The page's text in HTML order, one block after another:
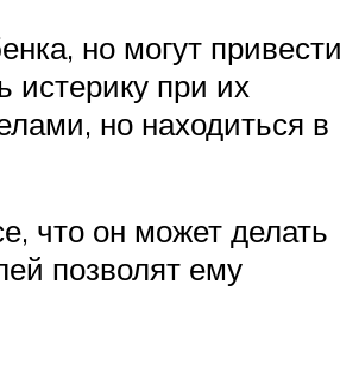
но могут привести
истерику при их
но находиться в
что он может делать
позволят ему